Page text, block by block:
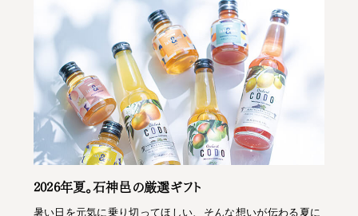
2026年夏。石神邑の厳選ギフト
暑い日を元気に乗り切ってほしい、そんな想いが伝わる夏に